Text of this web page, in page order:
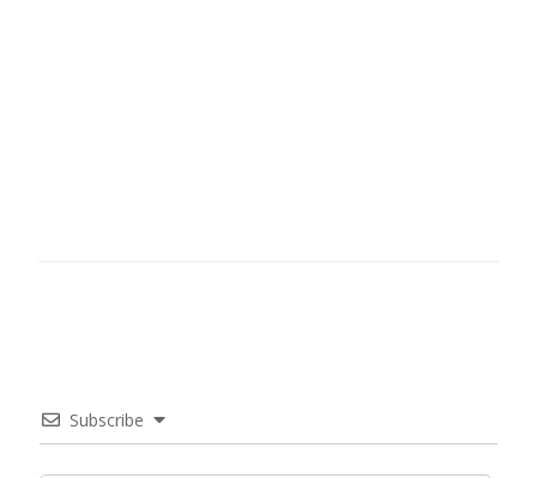
Subscribe